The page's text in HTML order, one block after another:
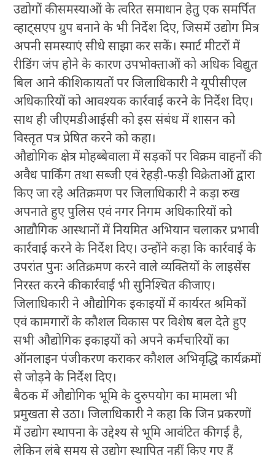
उद्योगों की समस्याओं के त्वरित समाधान हेतु एक समर्पित
व्हाट्सएप ग्रुप बनाने के भी निर्देश दिए, जिसमें उद्योग मित्र
अपनी समस्याएं सीधे साझा कर सकें। स्मार्ट मीटरों में
रीडिंग जंप होने के कारण उपभोक्ताओं को अधिक विद्युत
बिल आने की शिकायतों पर जिलाधिकारी ने यूपीसीएल
अधिकारियों को आवश्यक कार्रवाई करने के निर्देश दिए।
साथ ही जीएमडीआईसी को इस संबंध में शासन को
विस्तृत पत्र प्रेषित करने को कहा।
औद्योगिक क्षेत्र मोहब्बेवाला में सड़कों पर विक्रम वाहनों की
अवैध पार्किंग तथा सब्जी एवं रेहड़ी-फड़ी विक्रेताओं द्वारा
किए जा रहे अतिक्रमण पर जिलाधिकारी ने कड़ा रुख
अपनाते हुए पुलिस एवं नगर निगम अधिकारियों को
आद्यौगिक आस्थानों में नियमित अभियान चलाकर प्रभावी
कार्रवाई करने के निर्देश दिए। उन्होंने कहा कि कार्रवाई के
उपरांत पुनः अतिक्रमण करने वाले व्यक्तियों के लाइसेंस
निरस्त करने की कार्रवाई भी सुनिश्चित की जाए।
जिलाधिकारी ने औद्योगिक इकाइयों में कार्यरत श्रमिकों
एवं कामगारों के कौशल विकास पर विशेष बल देते हुए
सभी औद्योगिक इकाइयों को अपने कर्मचारियों का
ऑनलाइन पंजीकरण कराकर कौशल अभिवृद्धि कार्यक्रमों
से जोड़ने के निर्देश दिए।
बैठक में औद्योगिक भूमि के दुरुपयोग का मामला भी
प्रमुखता से उठा। जिलाधिकारी ने कहा कि जिन प्रकरणों
में उद्योग स्थापना के उद्देश्य से भूमि आवंटित की गई है,
लेकिन लंबे समय से उद्योग स्थापित नहीं किए गए हैं